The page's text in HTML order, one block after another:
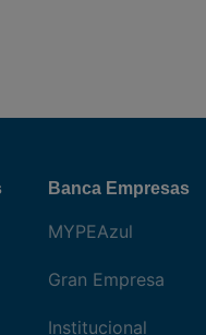
Banca Empresas
MYPEAzul
Gran Empresa
Institucional